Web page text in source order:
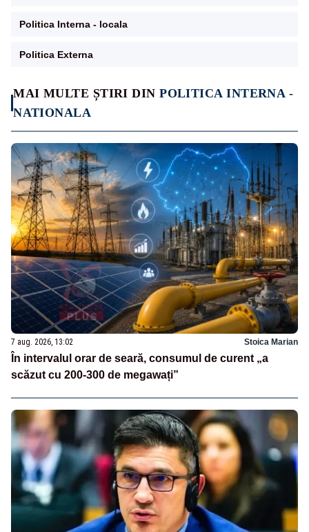
MAI MULTE ȘTIRI DINPOLITICA INTERNA -
NATIONALA
7 aug. 2026, 13:02 Stoica Marian
În intervalul orar de seară, consumul de curent „a
scăzut cu 200-300 de megawați”
Politica Interna - locala
Politica Externa